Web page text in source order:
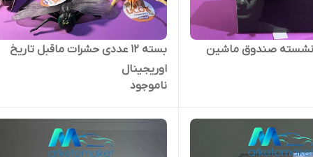
نشسته صندوق ماشین
بسته ۱۲ عددی حشرات ماقبل تاریخ
اوریجینال
ناموجود